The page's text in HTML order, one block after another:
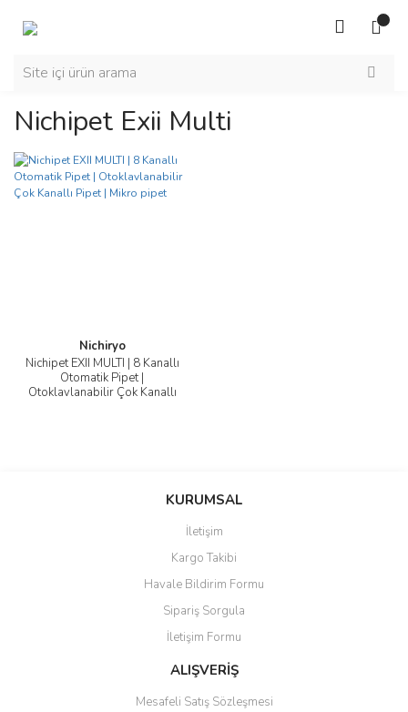
Nichipet Exii Multi
Nichiryo
Nichipet EXII MULTI | 8 Kanallı
Otomatik Pipet |
Otoklavlanabilir Çok Kanallı
KURUMSAL
İletişim
Kargo Takibi
Havale Bildirim Formu
Sipariş Sorgula
İletişim Formu
ALIŞVERİŞ
Mesafeli Satış Sözleşmesi